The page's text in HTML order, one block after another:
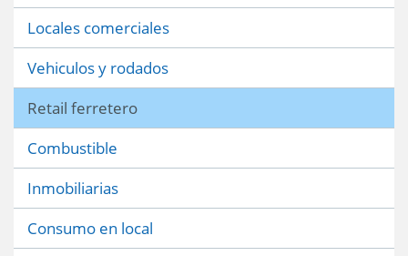
Locales comerciales
Vehiculos y rodados
Retail ferretero
Combustible
Inmobiliarias
Consumo en local